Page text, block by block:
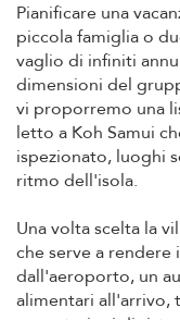
Pianificare una
piccola famiglia o
vaglio di infiniti
dimensioni del
vi proporremo una
letto a Koh Samui
ispezionato, luoghi
ritmo dell'isola.
Una volta scelta la
che serve a
dall'aeroporto, un
alimentari all'arrivo,